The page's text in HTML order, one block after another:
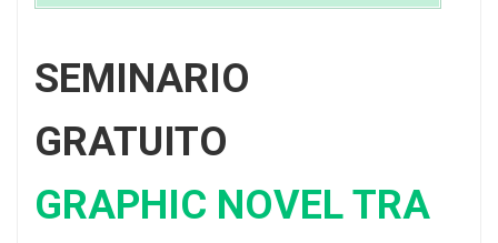
SEMINARIO
GRATUITO
GRAPHIC NOVEL TRA